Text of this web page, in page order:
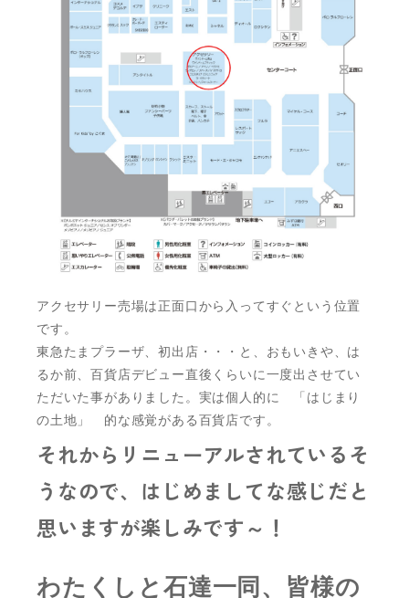
アクセサリー売場は正面口から入ってすぐという位置
です。
東急たまプラーザ、初出店・・・と、おもいきや、は
るか前、百貨店デビュー直後くらいに一度出させてい
ただいた事がありました。実は個人的に 「はじまり
の土地」 的な感覚がある百貨店です。
それからリニューアルされているそ
うなので、はじめましてな感じだと
思いますが楽しみです～！
わたくしと石達一同、皆様の